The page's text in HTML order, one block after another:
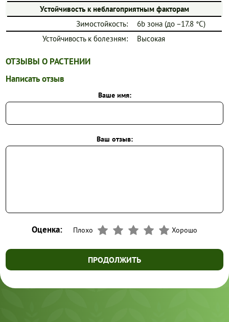
Устойчивость к неблагоприятным факторам
Зимостойкость:
6b зона (до −17.8 °C)
Устойчивость к болезням:
Высокая
ОТЗЫВЫ О РАСТЕНИИ
Написать отзыв
Ваше имя:
Ваш отзыв:
Оценка: Плохо Хорошо
ПРОДОЛЖИТЬ